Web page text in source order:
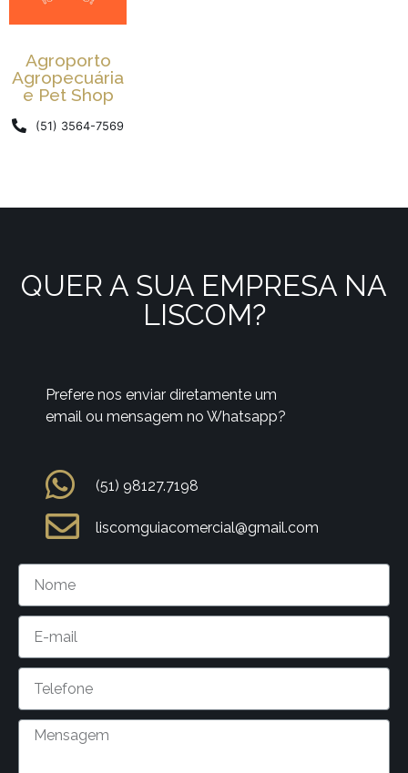
Agroporto
Agropecuária
e Pet Shop
(51) 3564-7569
QUER A SUA EMPRESA NA
LISCOM?
Prefere nos enviar diretamente um
email ou mensagem no Whatsapp?
(51) 98127.7198
liscomguiacomercial@gmail.com